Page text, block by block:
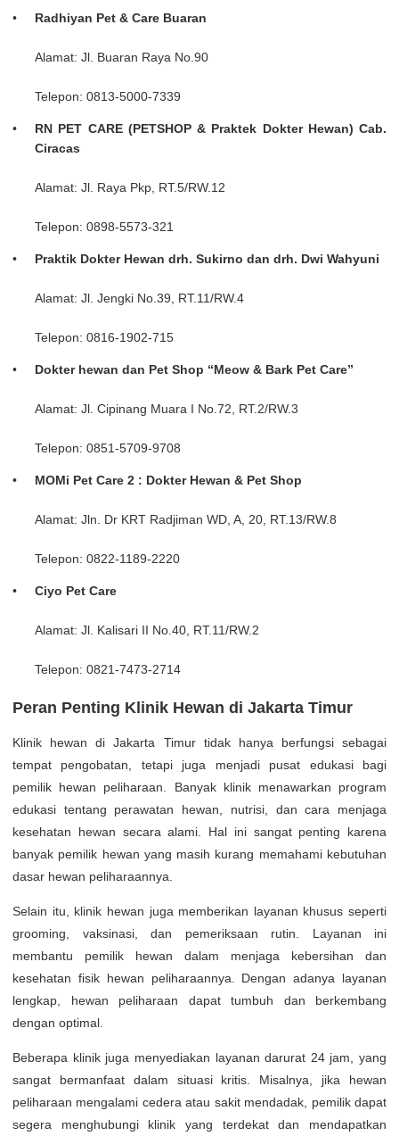
Radhiyan Pet & Care Buaran
Alamat: Jl. Buaran Raya No.90
Telepon: 0813-5000-7339
RN PET CARE (PETSHOP & Praktek Dokter Hewan) Cab.
Ciracas
Alamat: Jl. Raya Pkp, RT.5/RW.12
Telepon: 0898-5573-321
Praktik Dokter Hewan drh. Sukirno dan drh. Dwi Wahyuni
Alamat: Jl. Jengki No.39, RT.11/RW.4
Telepon: 0816-1902-715
Dokter hewan dan Pet Shop “Meow & Bark Pet Care”
Alamat: Jl. Cipinang Muara I No.72, RT.2/RW.3
Telepon: 0851-5709-9708
MOMi Pet Care 2 : Dokter Hewan & Pet Shop
Alamat: Jln. Dr KRT Radjiman WD, A, 20, RT.13/RW.8
Telepon: 0822-1189-2220
Ciyo Pet Care
Alamat: Jl. Kalisari II No.40, RT.11/RW.2
Telepon: 0821-7473-2714
Peran Penting Klinik Hewan di Jakarta Timur
Klinik hewan di Jakarta Timur tidak hanya berfungsi sebagai
tempat pengobatan, tetapi juga menjadi pusat edukasi bagi
pemilik hewan peliharaan. Banyak klinik menawarkan program
edukasi tentang perawatan hewan, nutrisi, dan cara menjaga
kesehatan hewan secara alami. Hal ini sangat penting karena
banyak pemilik hewan yang masih kurang memahami kebutuhan
dasar hewan peliharaannya.
Selain itu, klinik hewan juga memberikan layanan khusus seperti
grooming, vaksinasi, dan pemeriksaan rutin. Layanan ini
membantu pemilik hewan dalam menjaga kebersihan dan
kesehatan fisik hewan peliharaannya. Dengan adanya layanan
lengkap, hewan peliharaan dapat tumbuh dan berkembang
dengan optimal.
Beberapa klinik juga menyediakan layanan darurat 24 jam, yang
sangat bermanfaat dalam situasi kritis. Misalnya, jika hewan
peliharaan mengalami cedera atau sakit mendadak, pemilik dapat
segera menghubungi klinik yang terdekat dan mendapatkan